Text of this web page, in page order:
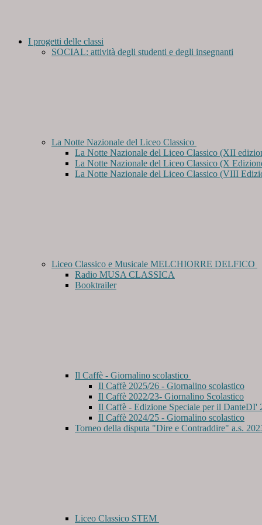
I progetti delle classi
SOCIAL: attività degli studenti e degli insegnanti
La Notte Nazionale del Liceo Classico
La Notte Nazionale del Liceo Classico (XII
La Notte Nazionale del Liceo Classico (X
La Notte Nazionale del Liceo Classico (VIII
Liceo Classico e Musicale MELCHIORRE DELFICO
Radio MUSA CLASSICA
Booktrailer
Il Caffè - Giornalino scolastico
Il Caffè 2025/26 - Giornalino scolastico
Il Caffè 2022/23- Giornalino Scolastico
Il Caffè - Edizione Speciale per il DanteDI'
Il Caffè 2024/25 - Giornalino scolastico
Torneo della disputa "Dire e Contraddire" a.s.
Liceo Classico STEM